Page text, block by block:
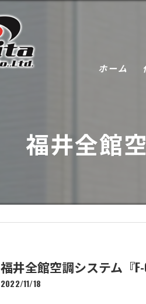
ホーム
福井全館
福井全館空調システム『
2022/11/18